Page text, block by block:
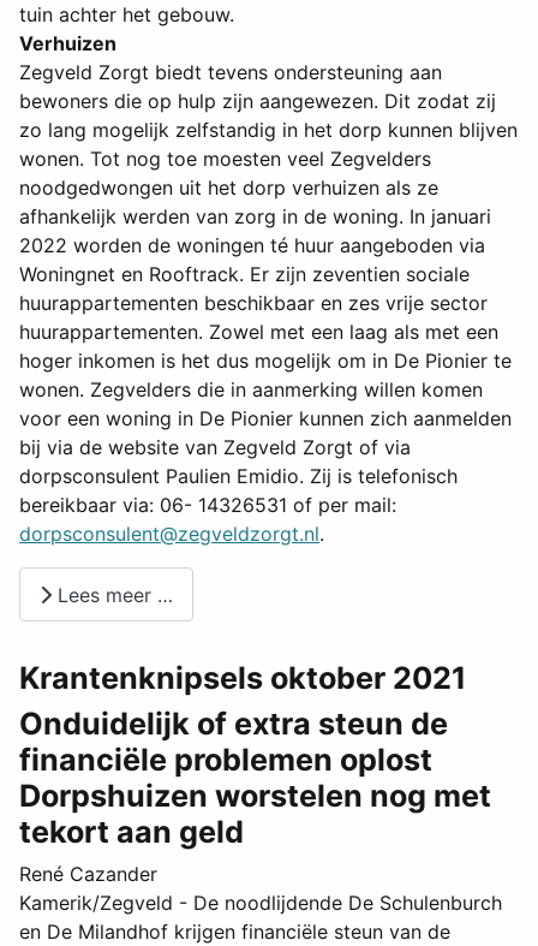
tuin achter het gebouw.
Verhuizen
Zegveld Zorgt biedt tevens ondersteuning aan
bewoners die op hulp zijn aangewezen. Dit zodat zij
zo lang mogelijk zelfstandig in het dorp kunnen blijven
wonen. Tot nog toe moesten veel Zegvelders
noodgedwongen uit het dorp verhuizen als ze
afhankelijk werden van zorg in de woning. In januari
2022 worden de woningen té huur aangeboden via
Woningnet en Rooftrack. Er zijn zeventien sociale
huurappartementen beschikbaar en zes vrije sector
huurappartementen. Zowel met een laag als met een
hoger inkomen is het dus mogelijk om in De Pionier te
wonen. Zegvelders die in aanmerking willen komen
voor een woning in De Pionier kunnen zich aanmelden
bij via de website van Zegveld Zorgt of via
dorpsconsulent Paulien Emidio. Zij is telefonisch
bereikbaar via: 06- 14326531 of per mail:
dorpsconsulent@zegveldzorgt.nl.
Lees meer …
Krantenknipsels oktober 2021
Onduidelijk of extra steun de
financiële problemen oplost
Dorpshuizen worstelen nog met
tekort aan geld
René Cazander
Kamerik/Zegveld - De noodlijdende De Schulenburch
en De Milandhof krijgen financiële steun van de